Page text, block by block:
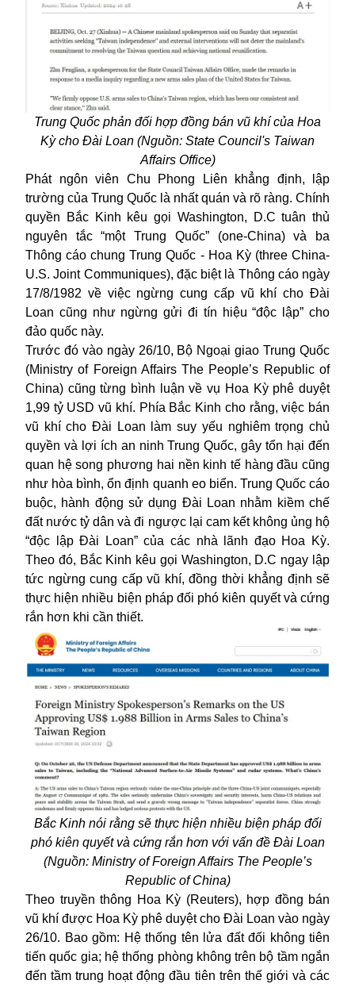
Trung Quốc phản đối hợp đồng bán vũ khí của Hoa
Kỳ cho Đài Loan (Nguồn: State Council's Taiwan
Affairs Office)
Phát ngôn viên Chu Phong Liên khẳng định, lập
trường của Trung Quốc là nhất quán và rõ ràng. Chính
quyền Bắc Kinh kêu gọi Washington, D.C tuân thủ
nguyên tắc “một Trung Quốc” (one-China) và ba
Thông cáo chung Trung Quốc - Hoa Kỳ (three China-
U.S. Joint Communiques), đặc biệt là Thông cáo ngày
17/8/1982 về việc ngừng cung cấp vũ khí cho Đài
Loan cũng như ngừng gửi đi tín hiệu “độc lập” cho
đảo quốc này.
Trước đó vào ngày 26/10, Bộ Ngoại giao Trung Quốc
(Ministry of Foreign AffairsThe People’s Republic of
China) cũng từng bình luận về vụ Hoa Kỳ phê duyệt
1,99 tỷ USD vũ khí. Phía Bắc Kinh cho rằng, việc bán
vũ khí cho Đài Loan làm suy yếu nghiêm trọng chủ
quyền và lợi ích an ninh Trung Quốc, gây tổn hại đến
quan hệ song phương hai nền kinh tế hàng đầu cũng
như hòa bình, ổn định quanh eo biển. Trung Quốc cáo
buộc, hành động sử dụng Đài Loan nhằm kiềm chế
đất nước tỷ dân và đi ngược lại cam kết không ủng hộ
“độc lập Đài Loan” của các nhà lãnh đạo Hoa Kỳ.
Theo đó, Bắc Kinh kêu gọi Washington, D.C ngay lập
tức ngừng cung cấp vũ khí, đồng thời khẳng định sẽ
thực hiện nhiều biện pháp đối phó kiên quyết và cứng
rắn hơn khi cần thiết.
Bắc Kinh nói rằng sẽ thực hiện nhiều biện pháp đối
phó kiên quyết và cứng rắn hơn với vấn đề Đài Loan
(Nguồn: Ministry of Foreign Affairs The People’s
Republic of China)
Theo truyền thông Hoa Kỳ (Reuters), hợp đồng bán
vũ khí được Hoa Kỳ phê duyệt cho Đài Loan vào ngày
26/10. Bao gồm: Hệ thống tên lửa đất đối không tiên
tiến quốc gia; hệ thống phòng không trên bộ tầm ngắn
đến tầm trung hoạt động đầu tiên trên thế giới và các